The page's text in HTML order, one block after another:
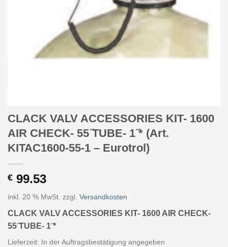
CLACK VALV ACCESSORIES KIT- 1600
AIR CHECK- 55 ̋TUBE- 1 ̋* (Art.
KITAC1600-55-1 – Eurotrol)
€ 99.53
inkl. 20 % MwSt. zzgl. Versandkosten
CLACK VALV ACCESSORIES KIT- 1600 AIR CHECK-
55 ̋TUBE- 1 ̋*
Lieferzeit: In der Auftragsbestätigung angegeben